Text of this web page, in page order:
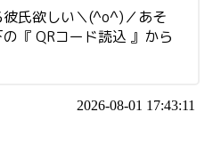
氏欲しい＼(^o^)／あそ
『 QRコード読込 』から
2026-08-01 17:43:11